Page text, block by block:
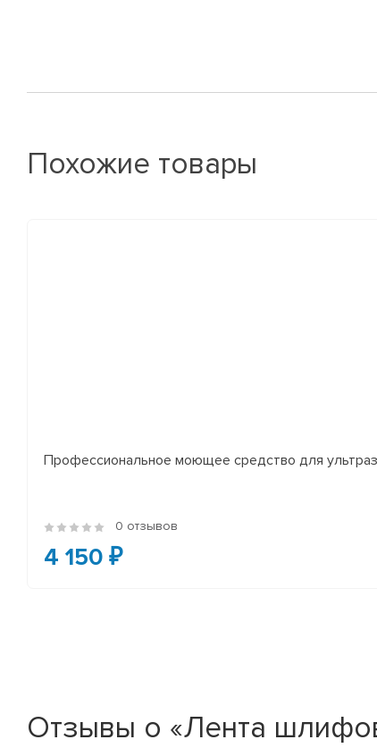
Похожие товары
Профессиональное моющее средство для
0 отзывов
4 150 ₽
Отзывы о «Лента